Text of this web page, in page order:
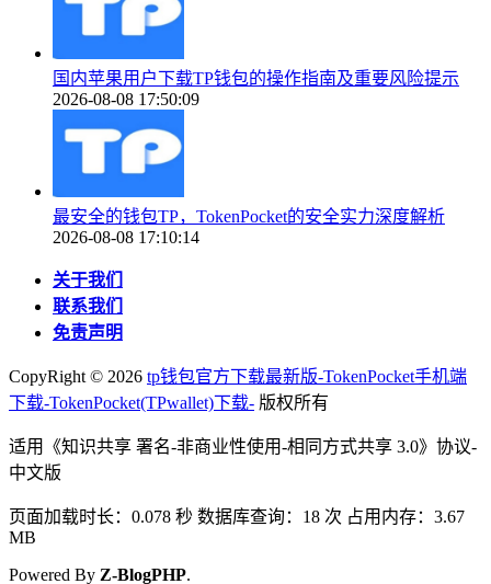
国内苹果用户下载TP钱包的操作指南及重要风险提示
2026-08-08 17:50:09
最安全的钱包TP，TokenPocket的安全实力深度解析
2026-08-08 17:10:14
关于我们
联系我们
免责声明
CopyRight © 2026 tp钱包官方下载最新版-TokenPocket手机端
下载-TokenPocket(TPwallet)下载- 版权所有
适用《知识共享 署名-非商业性使用-相同方式共享 3.0》协议-
中文版
页面加载时长：0.078 秒 数据库查询：18 次 占用内存：3.67
MB
Powered By Z-BlogPHP.